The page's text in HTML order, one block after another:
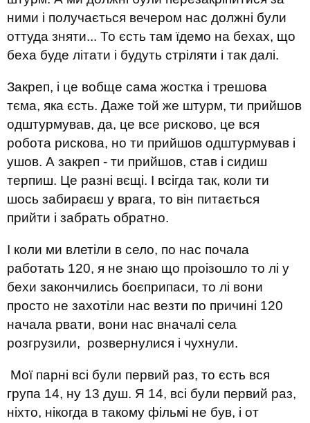
ними і получається вечером нас должні були
оттуда зняти... То єсть там їдемо на бехах, що
беха буде літати і будуть стріляти і так далі.
Закреп, і це вобще сама жостка і трешова
тєма, яка єсть. Даже той же штурм, ти прийшов
одштурмував, да, це все рисково, це вся
робота рискова, но ти прийшов одштурмував і
ушов. А закреп - ти прийшов, став і сидиш
терпиш. Це разні вєщі. І всігда так, коли ти
шось забираєш у врага, то він питається
прийти і забрать обратно.
І коли ми влетіли в село, по нас почала
работать 120, я не знаю що проізошло то лі у
бехи закончились боєприпаси, то лі вони
просто не захотіли нас везти по причині 120
начала рвати, вони нас вначалі села
розгрузили, розвернулися і чухнули.
Мої парні всі були первий раз, то єсть вся
група 14, ну 13 душ. Я 14, всі були первий раз,
ніхто, нікогда в такому фільмі не був, і от